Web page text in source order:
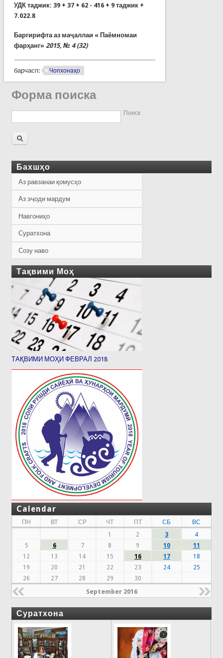
УДК таджик: 39 + 37 + 62 - 416 + 9 таджик +
7.022.8
Баргирифта аз маҷаллаи « Паёмномаи
фарҳанг» 2015, № 4 (32)
барчасп: Чопхонаҳо
Форма поиска
Поиск
Бахшҳо
Аз равзанаи қомусҳо
Аз эҷоди мардум
Навгониҳо
Суратхона
Созу наво
Тақвими Моҳ
ТАҚВИМИ МОҲИ ФЕВРАЛ 2018
Calendar
ПН ВТ СР ЧТ ПТ СБ
ВС
1
2 3
4
5
6 7 8 9 10
11
12
13 14 15 16 17
18
19
20 21 22 23 24
25
26
27 28 29 30
September 2016
Суратхона